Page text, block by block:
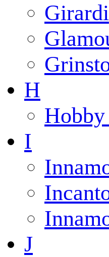
Girardi
H
I
J